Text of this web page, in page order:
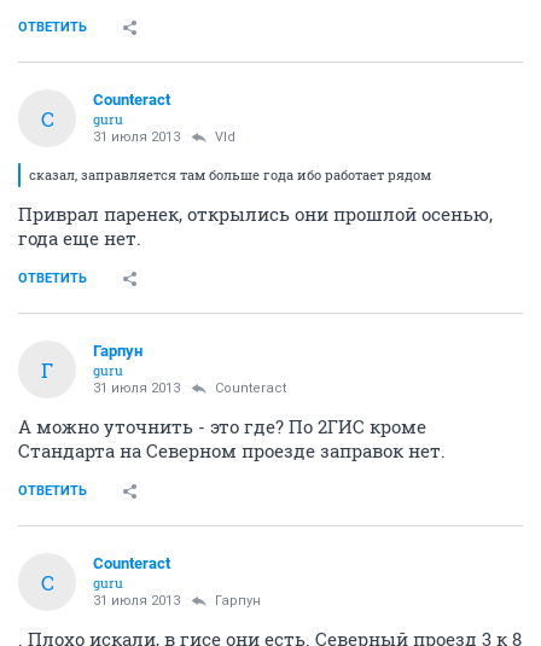
ОТВЕТИТЬ
C
Counteract
guru
31 июля 2013 Vld
сказал, заправляется там больше года ибо работает рядом
Приврал паренек, открылись они прошлой осенью,
года еще нет.
ОТВЕТИТЬ
Г
Гарпун
guru
31 июля 2013 Counteract
А можно уточнить - это где? По 2ГИС кроме
Стандарта на Северном проезде заправок нет.
ОТВЕТИТЬ
C
Counteract
guru
31 июля 2013 Гарпун
. Плохо искали, в гисе они есть. Северный проезд 3 к 8